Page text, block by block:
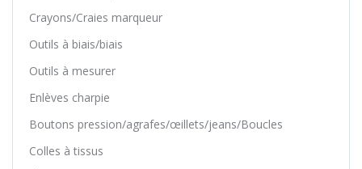
Crayons/Craies marqueur
Outils à biais/biais
Outils à mesurer
Enlèves charpie
Boutons pression/agrafes/œillets/jeans/Boucles
Colles à tissus